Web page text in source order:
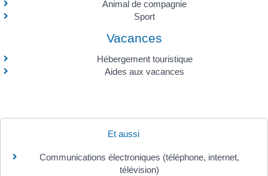
Animal de compagnie
Sport
Vacances
Hébergement touristique
Aides aux vacances
Et aussi
Communications électroniques (téléphone, internet,
télévision)